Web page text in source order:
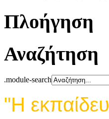
Πλοήγηση
Αναζήτηση
.module-search
"Η